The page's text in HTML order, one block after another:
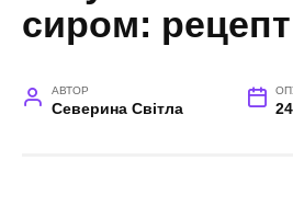
сиром:
АВТОР
Северина Світла